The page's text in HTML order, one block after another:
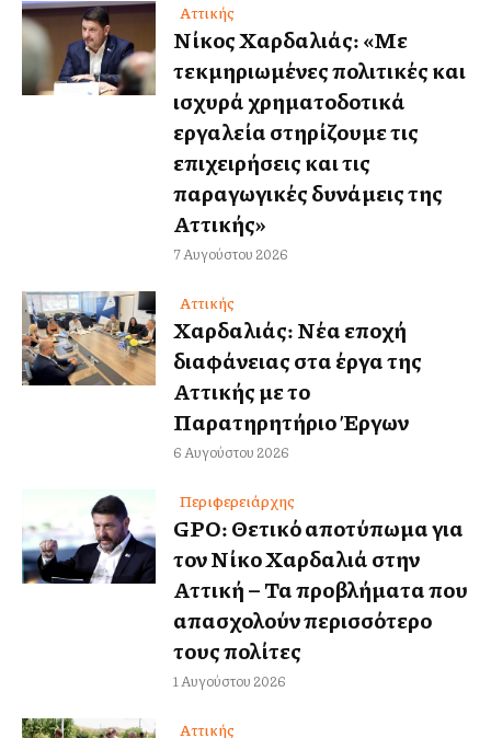
Αττικής
Νίκος Χαρδαλιάς: «Με
τεκμηριωμένες πολιτικές και
ισχυρά χρηματοδοτικά
εργαλεία στηρίζουμε τις
επιχειρήσεις και τις
παραγωγικές δυνάμεις της
Αττικής»
7 Αυγούστου 2026
Αττικής
Χαρδαλιάς: Νέα εποχή
διαφάνειας στα έργα της
Αττικής με το
Παρατηρητήριο Έργων
6 Αυγούστου 2026
Περιφερειάρχης
GPO: Θετικό αποτύπωμα για
τον Νίκο Χαρδαλιά στην
Αττική – Τα προβλήματα που
απασχολούν περισσότερο
τους πολίτες
1 Αυγούστου 2026
Αττικής